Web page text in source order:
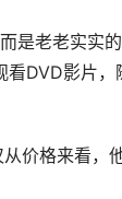
老老实实的
DVD影片
格来看，